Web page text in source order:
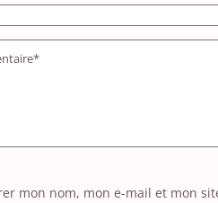
mon nom, mon e-mail et mon